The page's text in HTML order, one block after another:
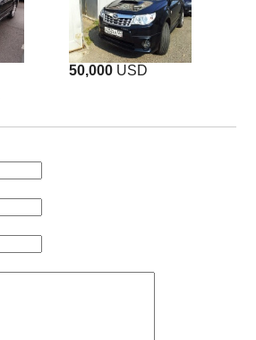
50,000 USD